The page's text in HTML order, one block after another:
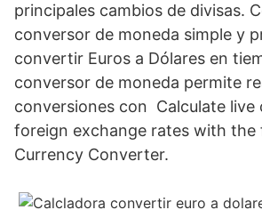
principales cambios de divisas.
conversor de moneda simple y
convertir Euros a Dólares en
conversor de moneda permite
conversiones con Calculate live
foreign exchange rates with the
Currency Converter.